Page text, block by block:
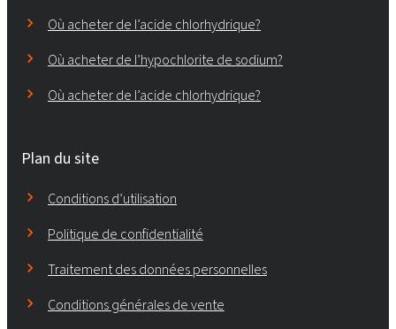
Où acheter de l’acide chlorhydrique?
Où acheter de l’hypochlorite de sodium?
Où acheter de l’acide chlorhydrique?
Plan du site
Conditions d’utilisation
Politique de confidentialité
Traitement des données personnelles
Conditions générales de vente